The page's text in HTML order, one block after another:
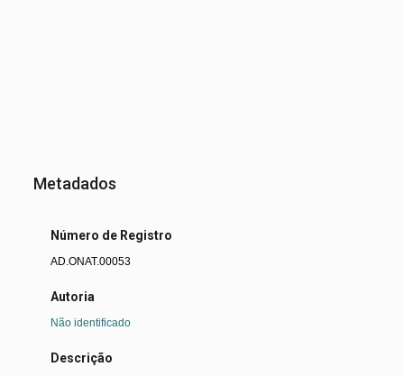
Metadados
Número de Registro
AD.ONAT.00053
Autoria
Não identificado
Descrição